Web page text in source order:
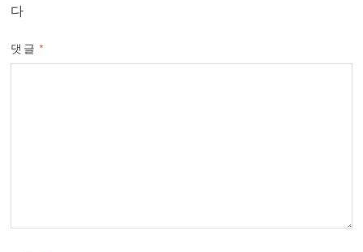
다
댓글 *